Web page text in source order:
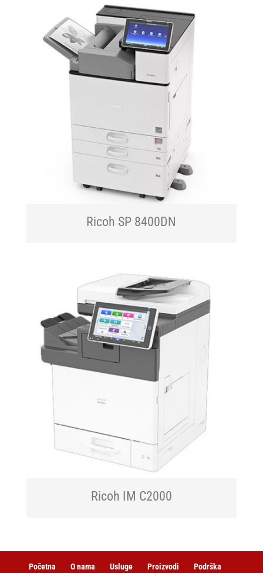
Ricoh SP 8400DN
Ricoh IM C2000
Početna O nama Usluge Proizvodi Podrška